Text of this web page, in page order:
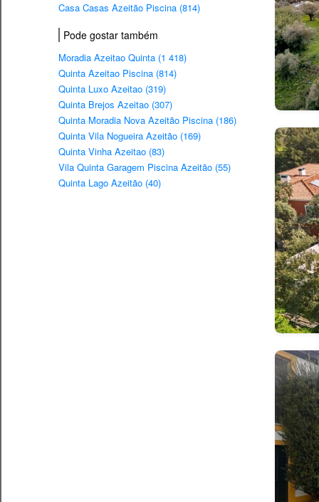
Casa Casas Azeitão Piscina (814)
Pode gostar também
Moradia Azeitao Quinta (1 418)
Quinta Azeitao Piscina (814)
Quinta Luxo Azeitao (319)
Quinta Brejos Azeitao (307)
Quinta Moradia Nova Azeitão Piscina (186)
Quinta Vila Nogueira Azeitão (169)
Quinta Vinha Azeitao (83)
Vila Quinta Garagem Piscina Azeitão (55)
Quinta Lago Azeitão (40)